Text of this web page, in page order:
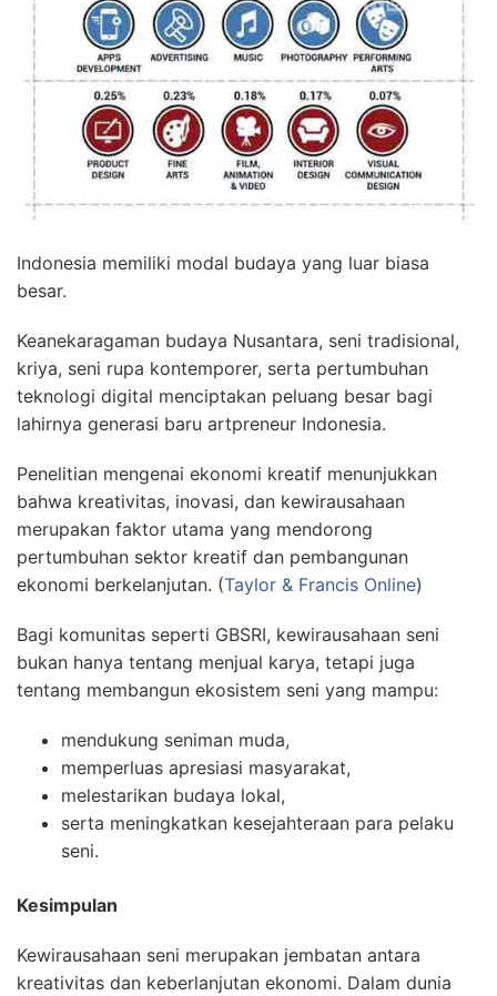
Indonesia memiliki modal budaya yang luar biasa
besar.
Keanekaragaman budaya Nusantara, seni tradisional,
kriya, seni rupa kontemporer, serta pertumbuhan
teknologi digital menciptakan peluang besar bagi
lahirnya generasi baru artpreneur Indonesia.
Penelitian mengenai ekonomi kreatif menunjukkan
bahwa kreativitas, inovasi, dan kewirausahaan
merupakan faktor utama yang mendorong
pertumbuhan sektor kreatif dan pembangunan
ekonomi berkelanjutan. (Taylor & Francis Online)
Bagi komunitas seperti GBSRI, kewirausahaan seni
bukan hanya tentang menjual karya, tetapi juga
tentang membangun ekosistem seni yang mampu:
mendukung seniman muda,
memperluas apresiasi masyarakat,
melestarikan budaya lokal,
serta meningkatkan kesejahteraan para pelaku
seni.
Kesimpulan
Kewirausahaan seni merupakan jembatan antara
kreativitas dan keberlanjutan ekonomi. Dalam dunia